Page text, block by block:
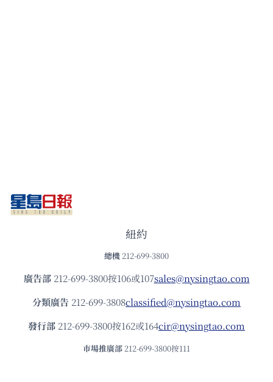
紐約
總機 212-699-3800
廣告部212-699-3800按106或107sales@nysingtao.com
分類廣告 212-699-3808classified@nysingtao.com
發⾏部 212-699-3800按162或164cir@nysingtao.com
市場推廣部 212-699-3800按111